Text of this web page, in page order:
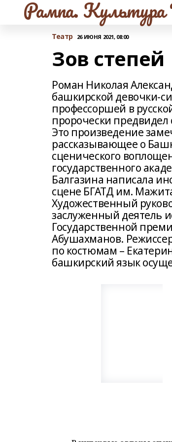
Рампа. Культура
Театр 26 ИЮНЯ 2021, 08:00
Зов степей
Роман Николая
башкирской девочки-
профессоршей в
пророчески предвидел
Это произведение
рассказывающее о
сценического
государственного
Балгазина написала
сцене БГАТД им.
Художественный
заслуженный деятель
Государственной
Абушахманов.
по костюмам –
башкирский язык